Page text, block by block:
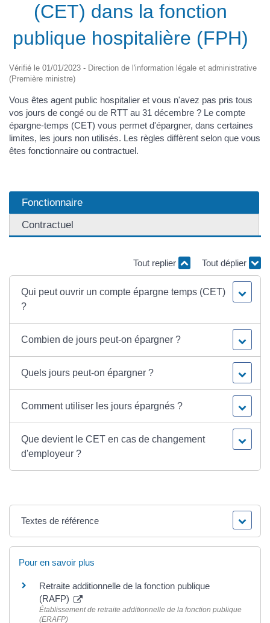
(CET) dans la fonction
publique hospitalière (FPH)
Vérifié le 01/01/2023 - Direction de l'information légale et administrative
(Première ministre)
Vous êtes agent public hospitalier et vous n'avez pas pris tous
vos jours de congé ou de RTT au 31 décembre ? Le compte
épargne-temps (CET) vous permet d'épargner, dans certaines
limites, les jours non utilisés. Les règles diffèrent selon que vous
êtes fonctionnaire ou contractuel.
Fonctionnaire
Contractuel
Tout replier Tout déplier
Qui peut ouvrir un compte épargne temps (CET)
?
Combien de jours peut-on épargner ?
Quels jours peut-on épargner ?
Comment utiliser les jours épargnés ?
Que devient le CET en cas de changement
d'employeur ?
Textes de référence
Pour en savoir plus
Retraite additionnelle de la fonction publique
(RAFP)
Établissement de retraite additionnelle de la fonction publique
(ERAFP)